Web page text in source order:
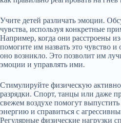
Учите детей различать эмоции.
чувства, используя конкретные
Например, когда они расстроены
помогите им назвать это чувство и
оно возникло. Это позволит им
эмоции и управлять ими.
Стимулируйте физическую
разрядки. Спорт, танцы или даже
свежем воздухе помогут
энергию и справиться с
Регулярные физические нагрузки